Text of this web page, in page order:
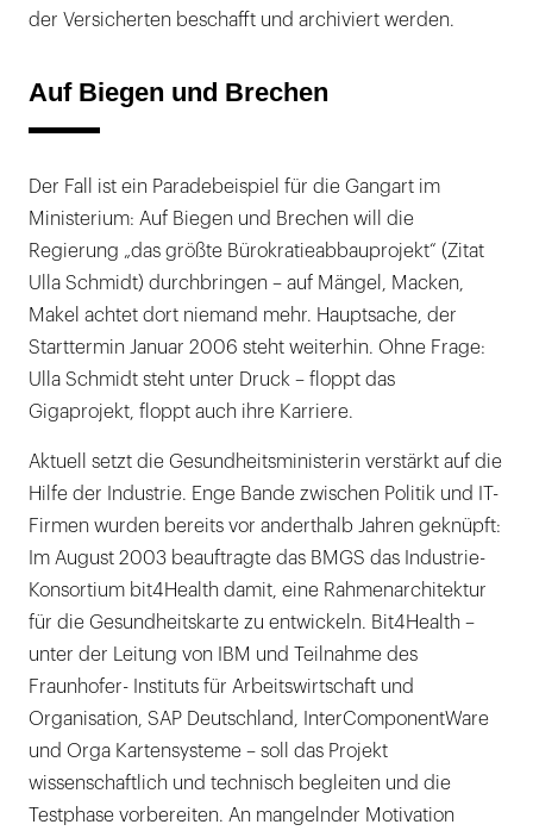
der Versicherten beschafft und archiviert werden.
Auf Biegen und Brechen
Der Fall ist ein Paradebeispiel für die Gangart im
Ministerium: Auf Biegen und Brechen will die
Regierung „das größte Bürokratieabbauprojekt“ (Zitat
Ulla Schmidt) durchbringen – auf Mängel, Macken,
Makel achtet dort niemand mehr. Hauptsache, der
Starttermin Januar 2006 steht weiterhin. Ohne Frage:
Ulla Schmidt steht unter Druck – floppt das
Gigaprojekt, floppt auch ihre Karriere.
Aktuell setzt die Gesundheitsministerin verstärkt auf die
Hilfe der Industrie. Enge Bande zwischen Politik und IT-
Firmen wurden bereits vor anderthalb Jahren geknüpft:
Im August 2003 beauftragte das BMGS das Industrie-
Konsortium bit4Health damit, eine Rahmenarchitektur
für die Gesundheitskarte zu entwickeln. Bit4Health –
unter der Leitung von IBM und Teilnahme des
Fraunhofer- Instituts für Arbeitswirtschaft und
Organisation, SAP Deutschland, InterComponentWare
und Orga Kartensysteme – soll das Projekt
wissenschaftlich und technisch begleiten und die
Testphase vorbereiten. An mangelnder Motivation